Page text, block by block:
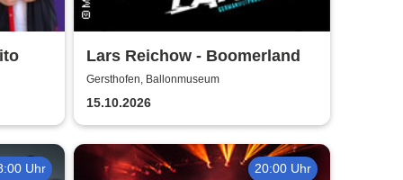
Lars Reichow - Boomerland
Gersthofen, Ballonmuseum
15.10.2026
Uhr 20:00 Uhr